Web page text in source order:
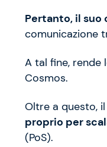
Pertanto, il
comunicazione
A tal fine, rende
Cosmos.
Oltre a questo,
proprio per
(PoS).